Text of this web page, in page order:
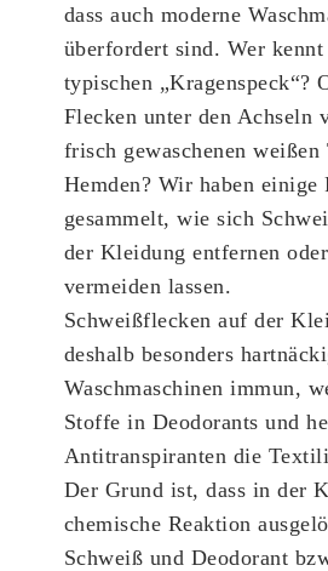
dass auch moderne
überfordert sind. Wer
typischen „Kragenspeck“?
Flecken unter den Achseln
frisch gewaschenen weißen
Hemden? Wir haben einige
gesammelt, wie sich
der Kleidung entfernen
vermeiden lassen.
Schweißflecken auf der
deshalb besonders
Waschmaschinen immun,
Stoffe in Deodorants und
Antitranspiranten die
Der Grund ist, dass in der
chemische Reaktion
Schweiß und Deodorant